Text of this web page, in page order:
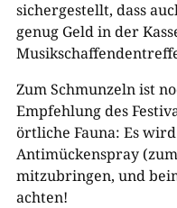
sichergestellt, dass
genug Geld in der
Zum Schmunzeln ist
Empfehlung des
örtliche Fauna: Es
Antimückenspray
mitzubringen, und
achten!